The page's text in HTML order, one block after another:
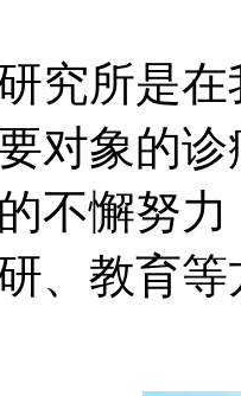
究所是
对象的
不懈努
、教育